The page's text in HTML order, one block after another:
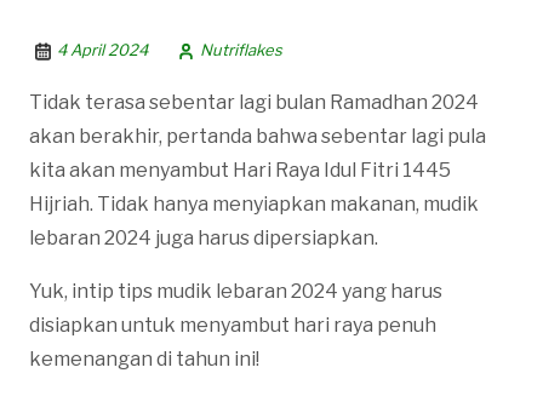
4 April 2024 Nutriflakes
Tidak terasa sebentar lagi bulan Ramadhan 2024
akan berakhir, pertanda bahwa sebentar lagi pula
kita akan menyambut Hari Raya Idul Fitri 1445
Hijriah. Tidak hanya menyiapkan makanan, mudik
lebaran 2024 juga harus dipersiapkan.
Yuk, intip tips mudik lebaran 2024 yang harus
disiapkan untuk menyambut hari raya penuh
kemenangan di tahun ini!